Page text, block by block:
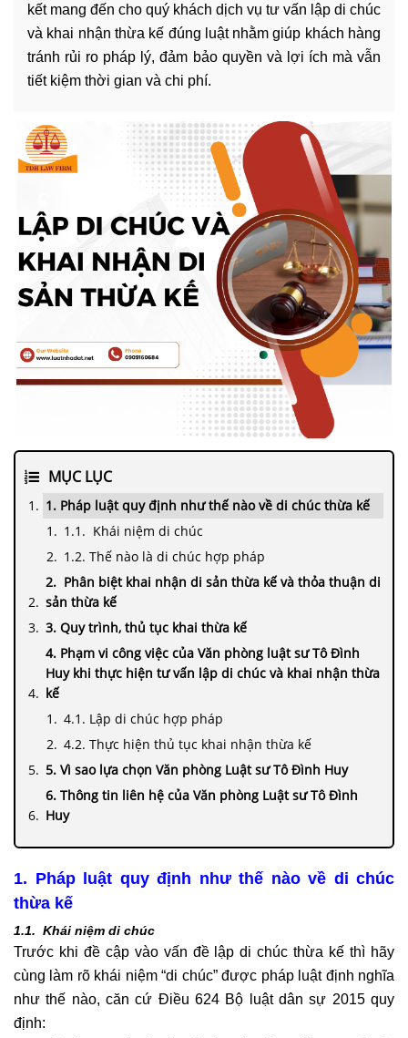
kết mang đến cho quý khách dịch vụ tư vấn lập di chúc
và khai nhận thừa kế đúng luật nhằm giúp khách hàng
tránh rủi ro pháp lý, đảm bảo quyền và lợi ích mà vẫn
tiết kiệm thời gian và chi phí.
MỤC LỤC
1. Pháp luật quy định như thế nào về di chúc thừa kế
1.1. Khái niệm di chúc
1.2. Thế nào là di chúc hợp pháp
2. Phân biệt khai nhận di sản thừa kế và thỏa thuận di
sản thừa kế
3. Quy trình, thủ tục khai thừa kế
4. Phạm vi công việc của Văn phòng luật sư Tô Đình
Huy khi thực hiện tư vấn lập di chúc và khai nhận thừa
kế
4.1. Lập di chúc hợp pháp
4.2. Thực hiện thủ tục khai nhận thừa kế
5. Vì sao lựa chọn Văn phòng Luật sư Tô Đình Huy
6. Thông tin liên hệ của Văn phòng Luật sư Tô Đình
Huy
1. Pháp luật quy định như thế nào về di chúc
thừa kế
1.1. Khái niệm di chúc
Trước khi đề cập vào vấn đề lập di chúc thừa kế thì hãy
cùng làm rõ khái niệm “di chúc” được pháp luật định nghĩa
như thế nào, căn cứ Điều 624 Bộ luật dân sự 2015 quy
định: